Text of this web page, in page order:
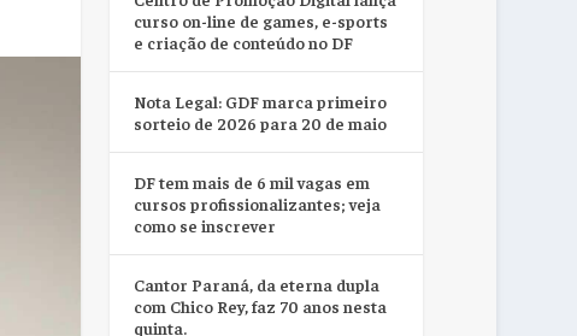
curso on-line de games, e-sports
e criação de conteúdo no DF
Nota Legal: GDF marca primeiro
sorteio de 2026 para 20 de maio
DF tem mais de 6 mil vagas em
cursos profissionalizantes; veja
como se inscrever
Cantor Paraná, da eterna dupla
com Chico Rey, faz 70 anos nesta
quinta.